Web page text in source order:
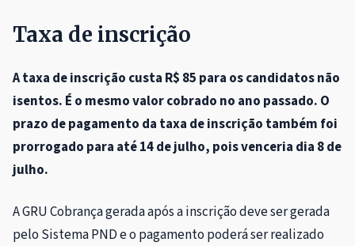
Taxa de inscrição
A taxa de inscrição custa R$ 85 para os candidatos não
isentos. É o mesmo valor cobrado no ano passado. O
prazo de pagamento da taxa de inscrição também foi
prorrogado para até 14 de julho, pois venceria dia 8 de
julho.
A GRU Cobrança gerada após a inscrição deve ser gerada
pelo Sistema PND e o pagamento poderá ser realizado